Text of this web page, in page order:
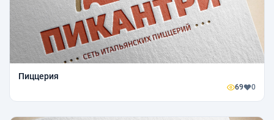
Пиццерия
69 0